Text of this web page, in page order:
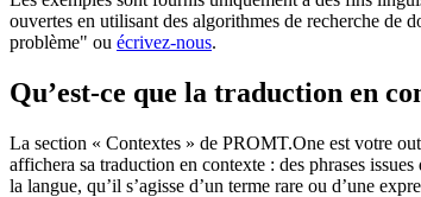
ouvertes en utilisant des algorithmes de recherche
problème" ou écrivez-nous.
Qu’est-ce que la traduction en
La section « Contextes » de PROMT.One est votre
affichera sa traduction en contexte : des phrases
la langue, qu’il s’agisse d’un terme rare ou d’une